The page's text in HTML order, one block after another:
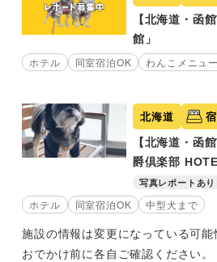
【北海道・函
館」
ホテル 同室宿泊OK わんこメニュ
北海道 宿
【北海道・函
爵倶楽部
写真レポートあり
ホテル 同室宿泊OK 中型犬まで
施設の情報は変更になっている可能
おでかけ前に各自ご確認ください。